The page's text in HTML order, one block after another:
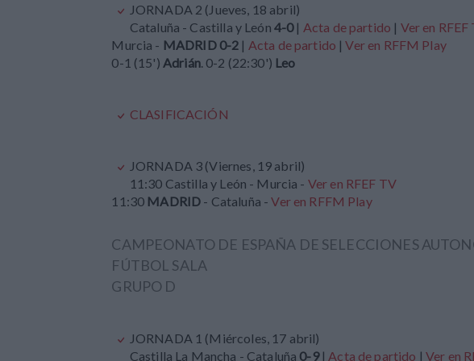
JORNADA 2 (Jueves, 18 abril)
Cataluña - Castilla y León 4-0| Acta de partido | Ver en RFEF
Murcia - MADRID 0-2 | Acta de partido |Ver en RFFM Play
0-1 (15') Adrián. 0-2 (22:30') Leo
CLASIFICACIÓN
JORNADA 3 (Viernes, 19 abril)
11:30 Castilla y León - Murcia - Ver en RFEF TV
11:30 MADRID - Cataluña -Ver en RFFM Play
CAMPEONATO DE ESPAÑA DE SELECCIONES
FÚTBOL SALA
GRUPO D
JORNADA 1 (Miércoles, 17 abril)
Castilla La Mancha - Cataluña 0-9 | Acta de partido | Ver en